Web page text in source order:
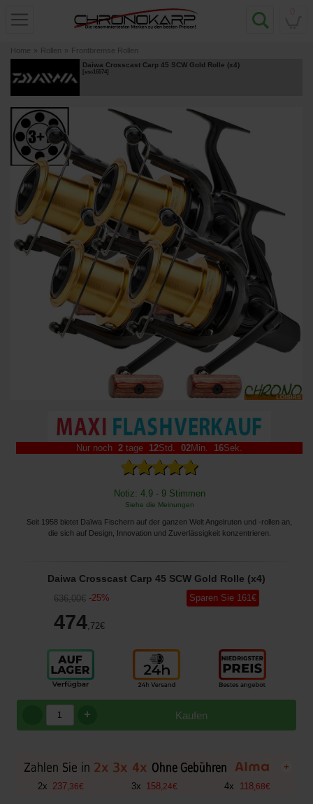
Home » Rollen » Frontbremse Rollen
Daiwa Crosscast Carp 45 SCW Gold Rolle (x4)
[esc16574]
Nur noch 2 tage 12Std. 02Min. 15Sek.
Notiz: 4.9 - 9 Stimmen
Siehe die Meinungen
Seit 1958 bietet Daïwa Fischern auf der ganzen Welt Angelruten und -rollen an,
die sich auf Design, Innovation und Zuverlässigkeit konzentrieren.
Daiwa Crosscast Carp 45 SCW Gold Rolle (x4)
636,00€ -25%
474,72€
Sparen Sie 161€
Kaufen
+
+
2x 237,36€ 3x 158,24€ 4x 118,68€